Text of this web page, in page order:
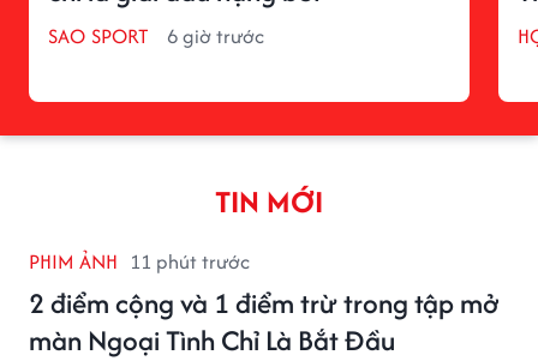
SAO SPORT 6 giờ trước
TIN MỚI
PHIM ẢNH 11 phút trước
2 điểm cộng và 1 điểm trừ trong tập mở
màn Ngoại Tình Chỉ Là Bắt Đầu